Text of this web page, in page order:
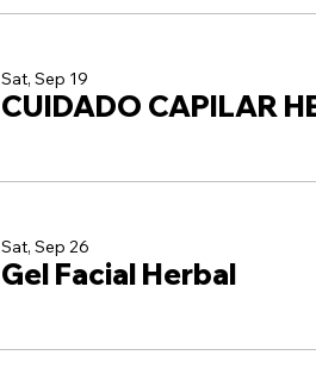
Sat, Sep 19
CUIDADO CAPILAR
Sat, Sep 26
Gel Facial Herbal